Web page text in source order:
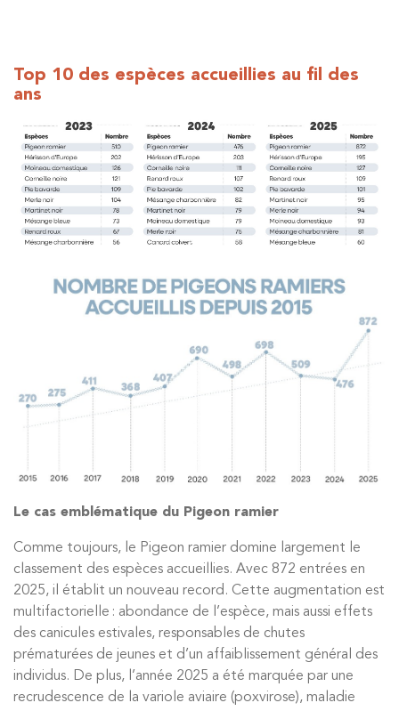
Top 10 des espèces accueillies au fil des
ans
Le cas emblématique du Pigeon ramier
Comme toujours, le Pigeon ramier domine largement le
classement des espèces accueillies. Avec 872 entrées en
2025, il établit un nouveau record. Cette augmentation est
multifactorielle : abondance de l’espèce, mais aussi effets
des canicules estivales, responsables de chutes
prématurées de jeunes et d’un affaiblissement général des
individus. De plus, l’année 2025 a été marquée par une
recrudescence de la variole aviaire (poxvirose), maladie